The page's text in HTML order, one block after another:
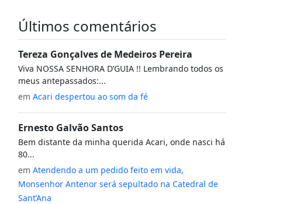
Últimos comentários
Tereza Gonçalves de Medeiros Pereira
Viva NOSSA SENHORA D’GUIA !! Lembrando todos os
meus antepassados:...
em Acari despertou ao som da fé
Ernesto Galvão Santos
Bem distante da minha querida Acari, onde nasci há
80...
em Atendendo a um pedido feito em vida,
Monsenhor Antenor será sepultado na Catedral de
Sant’Ana